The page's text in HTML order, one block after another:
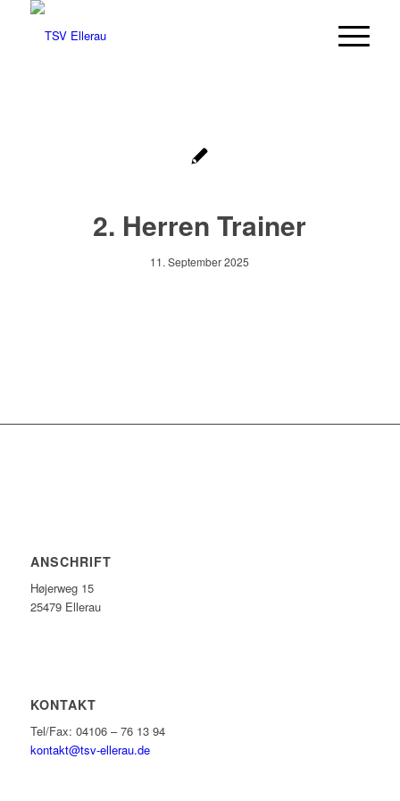
2. Herren Trainer
11. September 2025
ANSCHRIFT
Højerweg 15
25479 Ellerau
KONTAKT
Tel/Fax: 04106 – 76 13 94
kontakt@tsv-ellerau.de